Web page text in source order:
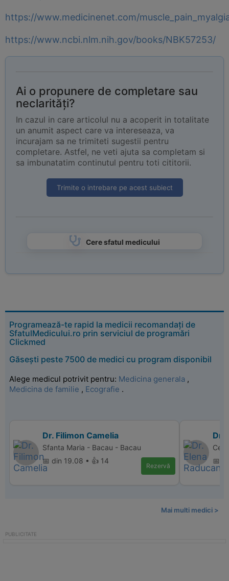
https://www.medicinenet.com/
https://www.ncbi.nlm.nih.gov/books/NBK57253/
Ai o propunere de completare sau
neclarități?
In cazul in care articolul nu a acoperit in totalitate
un anumit aspect care va intereseaza, va
incurajam sa ne trimiteti sugestii pentru
completare. Astfel, ne veti ajuta sa completam si
sa imbunatatim continutul pentru toti cititorii.
Trimite o intrebare pe acest subiect
Cere sfatul medicului
Programează-te rapid la medicii recomandați de
SfatulMedicului.ro prin serviciul de programări
Clickmed
Găsești peste 7500 de medici cu program disponibil
Alege medicul potrivit pentru: Medicina generala ,
Medicina de familie , Ecografie .
Dr. Filimon Camelia
Sfanta Maria - Bacau - Bacau
📅 din 19.08 • 👍 14
Rezervă
Dr.
📅
Mai multi medici >